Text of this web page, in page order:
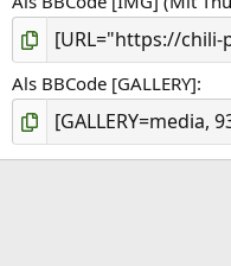
Als BBCode [GALLERY]